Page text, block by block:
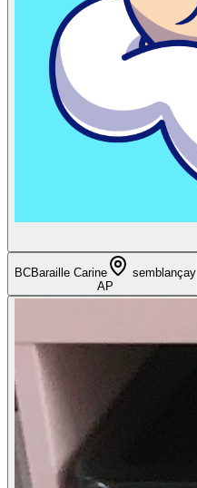
BC Baraille Carine
semblançay
AP